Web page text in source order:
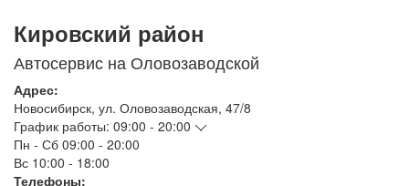
Кировский район
Автосервис на Оловозаводской
Адрес:
Новосибирск, ул. Оловозаводская, 47/8
График работы: 09:00 - 20:00
Пн - Сб 09:00 - 20:00
Вс 10:00 - 18:00
Телефоны: